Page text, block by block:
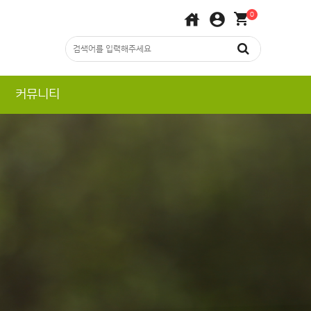
shopping_cart0
account_circle
house
커뮤니티